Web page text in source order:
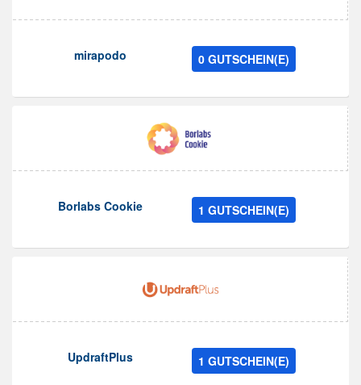
mirapodo 0 GUTSCHEIN(E)
Borlabs Cookie 1 GUTSCHEIN(E)
UpdraftPlus 1 GUTSCHEIN(E)